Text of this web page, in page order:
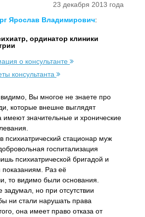
23 декабря 2013 года
Ярослав Владимирович:
ординатор клиники
о консультанте
консультанта
Вы многое не знаете про
которые внешне выглядят
имеют значительные и хронические
психиатрический стационар муж
госпитализация
психиатрической бригадой и
показаниям. Раз её
то видимо были основания.
но при отсутствии
ни стали нарушать права
она имеет право отказа от